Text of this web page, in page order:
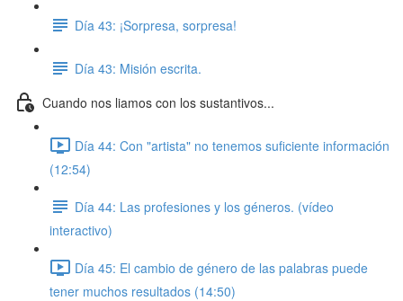
Día 43: ¡Sorpresa, sorpresa!
Día 43: Misión escrita.
Cuando nos liamos con los sustantivos...
Día 44: Con "artista" no tenemos suficiente información
(12:54)
Día 44: Las profesiones y los géneros. (vídeo
interactivo)
Día 45: El cambio de género de las palabras puede
tener muchos resultados (14:50)